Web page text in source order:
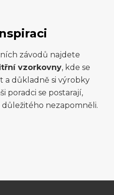
závodů najdete
vzorkovny, kde se
a důkladně si výrobky
poradci se postarají,
nezapomněli.